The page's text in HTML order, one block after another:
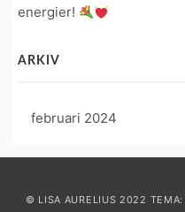
energier!
ARKIV
© LISA AURELIUS 2022 TEMA: